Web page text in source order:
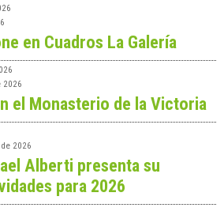
en Cuadros La Galería
2026
el Monasterio de la Victoria
2026
Alberti presenta su
para 2026